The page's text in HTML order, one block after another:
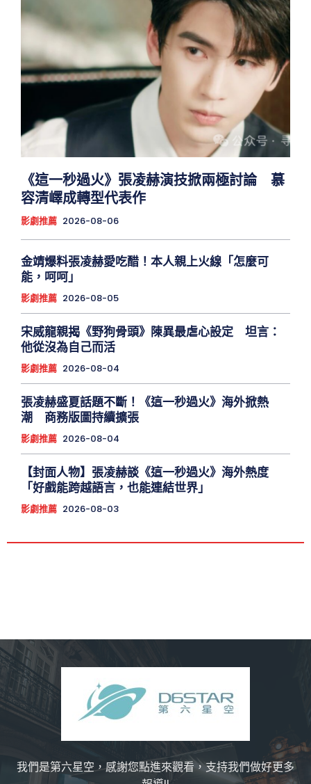
《這一秒過火》張凌赫演技掀兩極討論 慕
容清嶧成轉型代表作
影劇推薦 2026-08-06
金靖爆料張凌赫愛吃醋！本人親上火線「怎麼可
能，呵呵」
影劇推薦 2026-08-05
宋威龍親揭《野狗骨頭》陳異最虐心設定 坦言：
他從沒為自己而活
影劇推薦 2026-08-04
張凌赫盛夏話題不斷！《這一秒過火》海外掀熱
潮 商務版圖持續擴張
影劇推薦 2026-08-04
【封面人物】張凌赫談《這一秒過火》海外熱度
「好戲能跨越語言，也能連結世界」
影劇推薦 2026-08-03
我們是第六星空，感謝您點進來觀看，支持我們做好更多